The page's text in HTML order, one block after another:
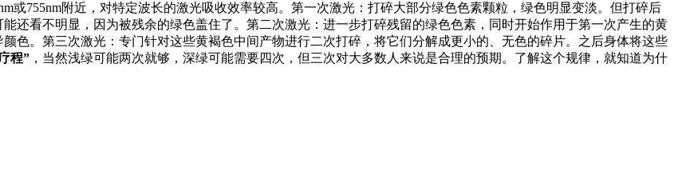
或755nm附近，对特定波长的激光吸收效率较高。第一次激光：打碎大部分绿色色素颗粒，绿色明显变淡。但打碎后
还看不明显，因为被残余的绿色盖住了。第二次激光：进一步打碎残留的绿色色素，同时开始作用于第一次产生的黄
色。第三次激光：专门针对这些黄褐色中间产物进行二次打碎，将它们分解成更小的、无色的碎片。之后身体将这些
程” ，当然浅绿可能两次就够，深绿可能需要四次，但三次对大多数人来说是合理的预期。了解这个规律，就知道为什